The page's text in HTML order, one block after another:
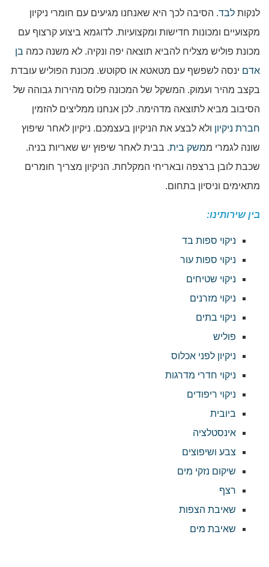
לנקות לבד. הסיבה לכך היא שאנחנו מגיעים עם חומרי ניקיון
מקצועיים ומכונות חדישות ומקצועיות. לדוגמא ביצוע קרצוף עם
מכונת פוליש מצליח להביא תוצאה יפה ונקיה. לא משנה כמה בן
אדם ינסה לשפשף עם מטאטא או סקוטש. מכונת הפוליש עובדת
בקצב מהיר ועמוק. המשקל של המכונה פלוס מהירות גבוהה של
הסיבוב מביא לתוצאה מדהימה. לכן אנחנו ממליצים להזמין
חברת ניקיון ולא לבצע את הניקיון בעצמכם. ניקיון לאחר שיפוץ
שונה לגמרי ממשק בית. בבית לאחר שיפוץ יש שאריות בניה.
שכבת לובן ברצפה ובאריחי המקלחת. הניקיון מצריך חומרים
מתאימים וניסיון בתחום.
בין שירותינו:
ניקוי ספות בד
ניקוי ספות עור
ניקוי שטיחים
ניקוי מזרנים
ניקוי בתים
פוליש
ניקיון לפני אכלוס
ניקוי חדרי מדרגות
ניקוי ריפודים
ביובית
אינסטלציה
צבע ושיפוצים
שיקום נזקי מים
רצף
שאיבת הצפות
שאיבת מים